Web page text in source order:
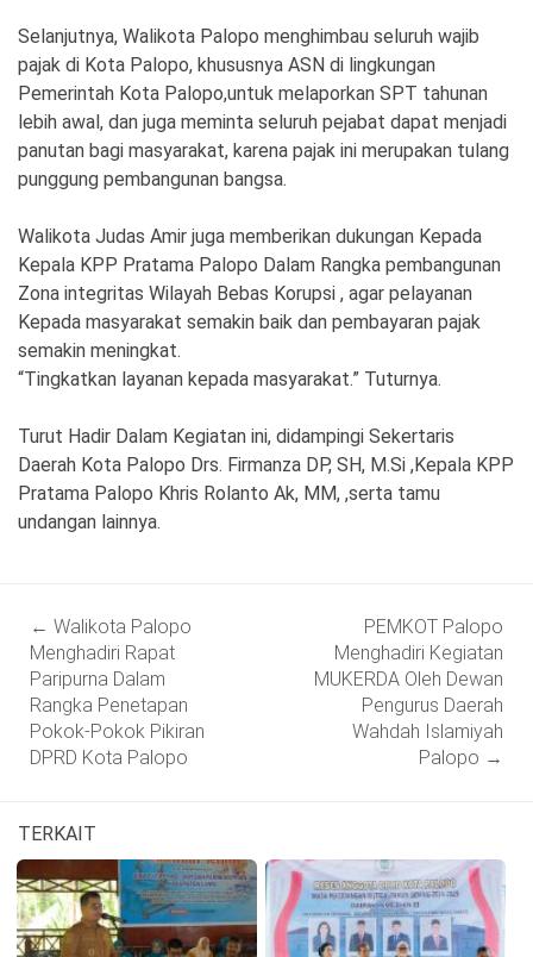
Selanjutnya, Walikota Palopo menghimbau seluruh wajib
pajak di Kota Palopo, khususnya ASN di lingkungan
Pemerintah Kota Palopo,untuk melaporkan SPT tahunan
lebih awal, dan juga meminta seluruh pejabat dapat menjadi
panutan bagi masyarakat, karena pajak ini merupakan tulang
punggung pembangunan bangsa.
Walikota Judas Amir juga memberikan dukungan Kepada
Kepala KPP Pratama Palopo Dalam Rangka pembangunan
Zona integritas Wilayah Bebas Korupsi , agar pelayanan
Kepada masyarakat semakin baik dan pembayaran pajak
semakin meningkat.
“Tingkatkan layanan kepada masyarakat.” Tuturnya.
Turut Hadir Dalam Kegiatan ini, didampingi Sekertaris
Daerah Kota Palopo Drs. Firmanza DP, SH, M.Si ,Kepala KPP
Pratama Palopo Khris Rolanto Ak, MM, ,serta tamu
undangan lainnya.
navigation
← Walikota Palopo
Menghadiri Rapat
Paripurna Dalam
Rangka Penetapan
Pokok-Pokok Pikiran
DPRD Kota Palopo
PEMKOT Palopo
Menghadiri Kegiatan
MUKERDA Oleh Dewan
Pengurus Daerah
Wahdah Islamiyah
Palopo →
TERKAIT